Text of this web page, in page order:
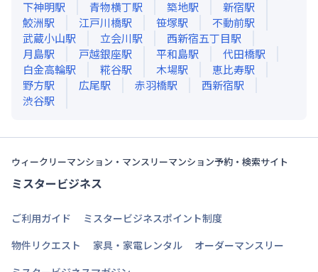
下神明駅 青物横丁駅 築地駅 新宿駅
鮫洲駅 江戸川橋駅 笹塚駅 不動前駅
武蔵小山駅 立会川駅 西新宿五丁目駅
月島駅 戸越銀座駅 平和島駅 代田橋駅
白金高輪駅 糀谷駅 木場駅 恵比寿駅
野方駅 広尾駅 赤羽橋駅 西新宿駅
渋谷駅
ウィークリーマンション・マンスリーマンション予約・検索サイト
ミスタービジネス
ご利用ガイド
ミスタービジネスポイント制度
物件リクエスト
家具・家電レンタル
オーダーマンスリー